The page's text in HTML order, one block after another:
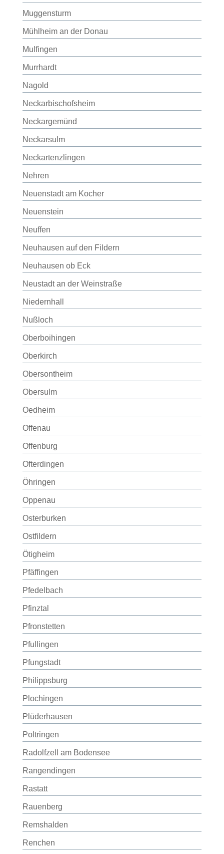
Muggensturm
Mühlheim an der Donau
Mulfingen
Murrhardt
Nagold
Neckarbischofsheim
Neckargemünd
Neckarsulm
Neckartenzlingen
Nehren
Neuenstadt am Kocher
Neuenstein
Neuffen
Neuhausen auf den Fildern
Neuhausen ob Eck
Neustadt an der Weinstraße
Niedernhall
Nußloch
Oberboihingen
Oberkirch
Obersontheim
Obersulm
Oedheim
Offenau
Offenburg
Ofterdingen
Öhringen
Oppenau
Osterburken
Ostfildern
Ötigheim
Pfäffingen
Pfedelbach
Pfinztal
Pfronstetten
Pfullingen
Pfungstadt
Philippsburg
Plochingen
Plüderhausen
Poltringen
Radolfzell am Bodensee
Rangendingen
Rastatt
Rauenberg
Remshalden
Renchen